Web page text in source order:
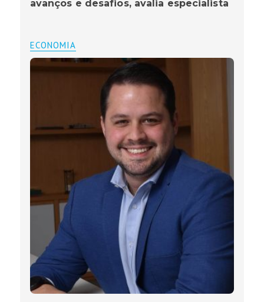
avanços e desafios, avalia especialista
ECONOMIA